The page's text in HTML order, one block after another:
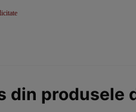
din produsele